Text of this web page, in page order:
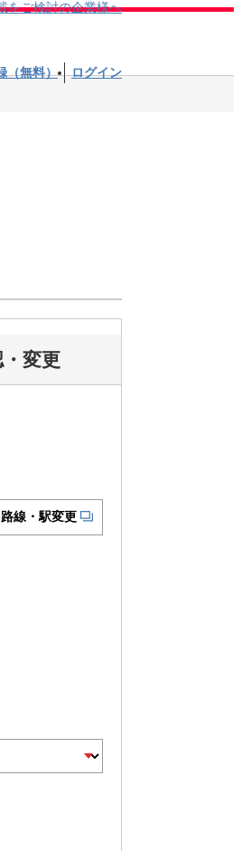
をご検討の企業様へ
（無料） ログイン
変更
路線・駅変更